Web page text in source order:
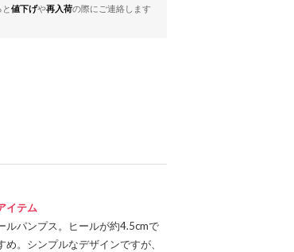
値下げや再入荷の際にご連絡します
イテム
ルパンプス。ヒールが約4.5cmで
。シンプルなデザインですが、